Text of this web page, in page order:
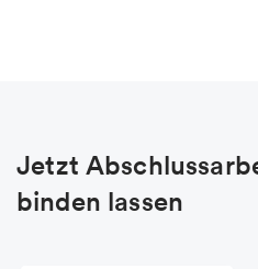
Jetzt
binden lassen